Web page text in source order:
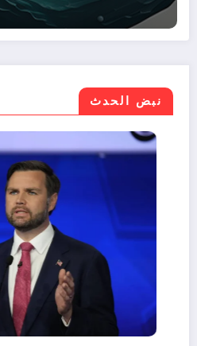
نبض الحدث
وتراجع صافي الاقتراض